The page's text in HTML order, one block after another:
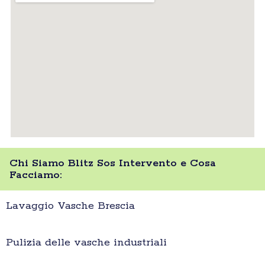
Chi Siamo Blitz Sos Intervento e Cosa
Facciamo:
Lavaggio Vasche Brescia
Pulizia delle vasche industriali